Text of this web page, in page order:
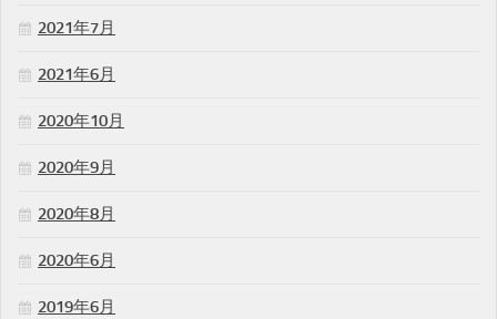
2021年7月
2021年6月
2020年10月
2020年9月
2020年8月
2020年6月
2019年6月